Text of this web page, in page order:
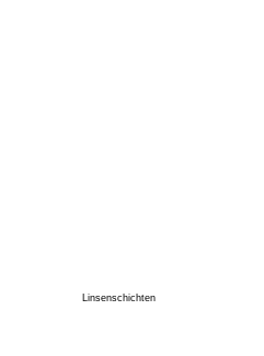
Linsenschichten